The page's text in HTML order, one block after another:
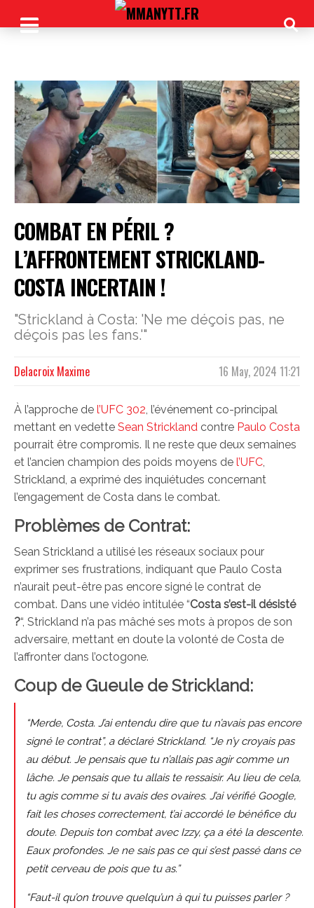
COMBAT EN PÉRIL ?
L’AFFRONTEMENT STRICKLAND-
COSTA INCERTAIN !
"Strickland à Costa: 'Ne me déçois pas, ne
déçois pas les fans.'"
16 May, 2024 11:21
Delacroix Maxime
À l’approche de l’UFC 302, l’événement co-principal
mettant en vedette Sean Strickland contre Paulo Costa
pourrait être compromis. Il ne reste que deux semaines
et l’ancien champion des poids moyens de l’UFC,
Strickland, a exprimé des inquiétudes concernant
l’engagement de Costa dans le combat.
Problèmes de Contrat:
Sean Strickland a utilisé les réseaux sociaux pour
exprimer ses frustrations, indiquant que Paulo Costa
n’aurait peut-être pas encore signé le contrat de
combat. Dans une vidéo intitulée “Costa s’est-il désisté
?“, Strickland n’a pas mâché ses mots à propos de son
adversaire, mettant en doute la volonté de Costa de
l’affronter dans l’octogone.
Coup de Gueule de Strickland:
“Merde, Costa. J’ai entendu dire que tu n’avais pas encore
signé le contrat”, a déclaré Strickland. “Je n’y croyais pas
au début. Je pensais que tu n’allais pas agir comme un
lâche. Je pensais que tu allais te ressaisir. Au lieu de cela,
tu agis comme si tu avais des ovaires. J’ai vérifié Google,
fait les choses correctement, t’ai accordé le bénéfice du
doute. Depuis ton combat avec Izzy, ça a été la descente.
Eaux profondes. Je ne sais pas ce qui s’est passé dans ce
petit cerveau de pois que tu as.”
“Faut-il qu’on trouve quelqu’un à qui tu puisses parler ?